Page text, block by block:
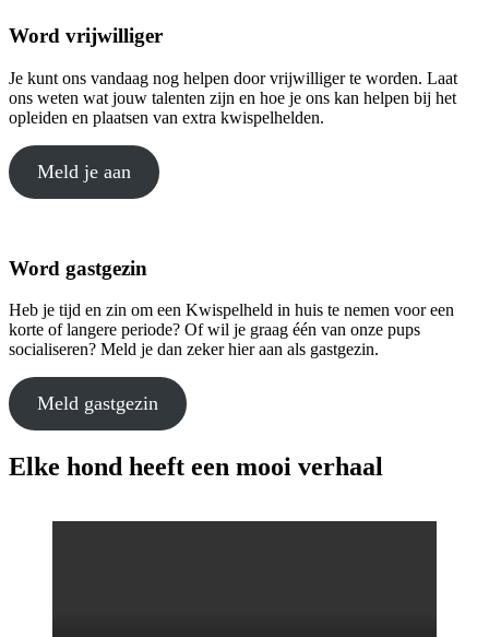
Word vrijwilliger
Je kunt ons vandaag nog helpen door vrijwilliger te worden. Laat
ons weten wat jouw talenten zijn en hoe je ons kan helpen bij het
opleiden en plaatsen van extra kwispelhelden.
Meld je aan
Word gastgezin
Heb je tijd en zin om een Kwispelheld in huis te nemen voor een
korte of langere periode? Of wil je graag één van onze pups
socialiseren? Meld je dan zeker hier aan als gastgezin.
Meld gastgezin
Elke hond heeft een mooi verhaal